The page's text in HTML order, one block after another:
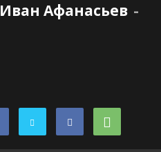
Иван Афанасьев -